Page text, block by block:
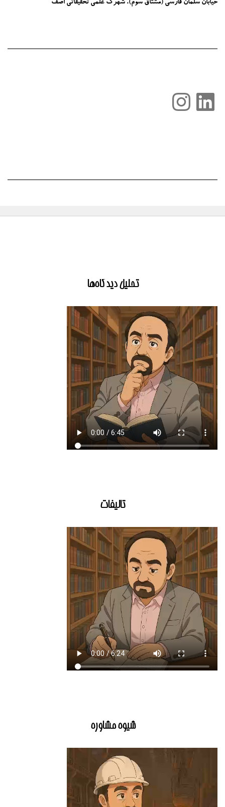
خیابان سلمان فارسی (مشتاق سوم)، شهرک علمی تحقیقاتی اصف
لینکداین
اینستاگرم
تحلیل دیدگاه‌ها
تالیفات
شیوه مشاوره